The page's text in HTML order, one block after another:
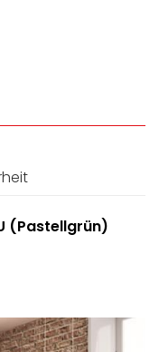
(Pastellgrün)